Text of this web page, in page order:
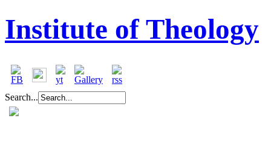
Institute of Theology
Search...